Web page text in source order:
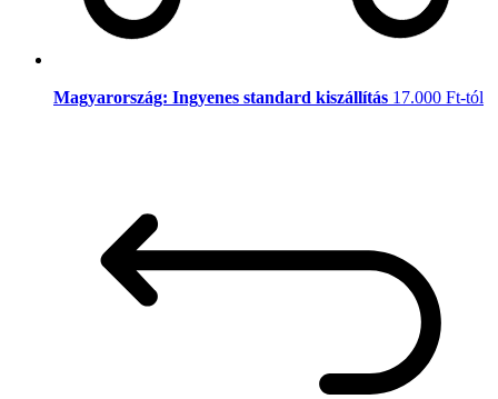
Magyarország: Ingyenes standard kiszállítás 17.000 Ft-tól